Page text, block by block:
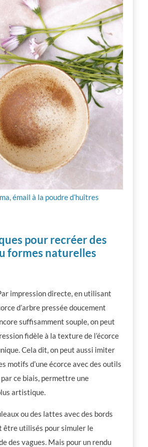
émail à la poudre d’huîtres
pour recréer des
formes naturelles
impression directe, en utilisant
d’arbre pressée doucement
suffisamment souple, on peut
fidèle à la texture de l’écorce
Cela dit, on peut aussi imiter
motifs d’une écorce avec des outils
ce biais, permettre une
artistique.
ou des lattes avec des bords
être utilisés pour simuler le
des vagues. Mais pour un rendu